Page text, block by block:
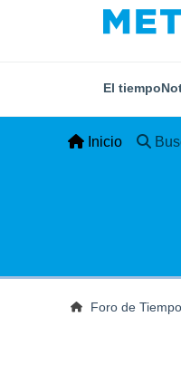
El tiempo
Inicio
Foro de